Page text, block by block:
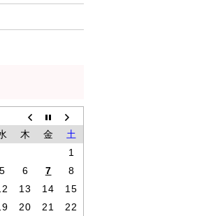
木 金
土
1
5 6 7
8
13 14
15
20 21 22